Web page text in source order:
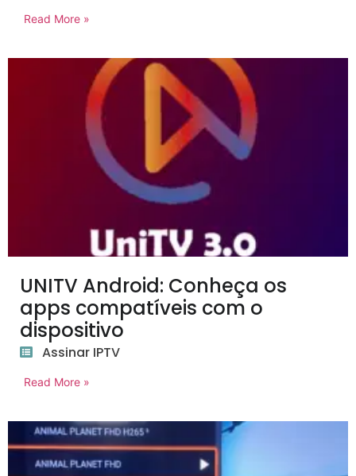
Read More »
UNITV Android: Conheça os
apps compatíveis com o
dispositivo
Assinar IPTV
Read More »